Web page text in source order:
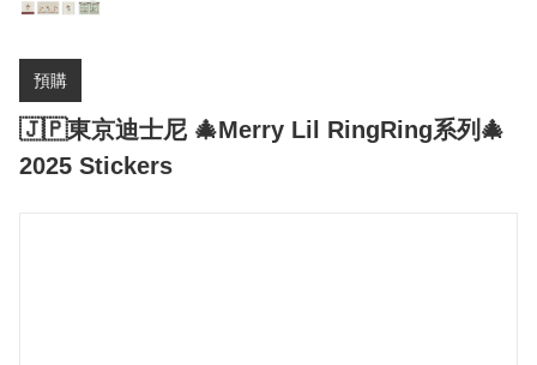
預購
🇯🇵東京迪士尼 🎄Merry Lil RingRing系列🎄
2025 Stickers